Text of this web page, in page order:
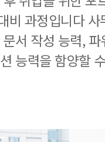
비 과정입니다
서 작성 능력,
능력을 함양할